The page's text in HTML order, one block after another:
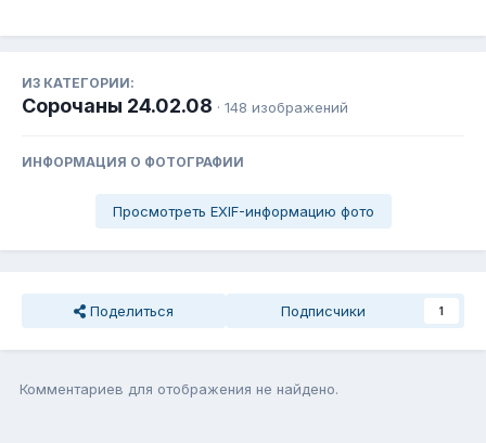
ИЗ КАТЕГОРИИ:
Сорочаны 24.02.08 · 148 изображений
ИНФОРМАЦИЯ О ФОТОГРАФИИ
Просмотреть EXIF-информацию фото
Поделиться Подписчики 1
Комментариев для отображения не найдено.